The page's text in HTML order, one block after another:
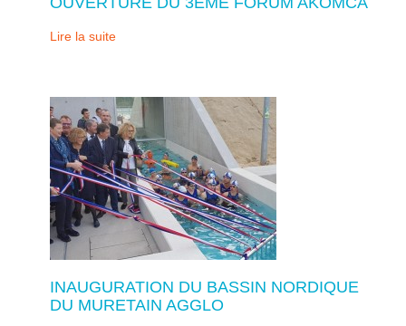
Lire la suite
INAUGURATION DU BASSIN NORDIQUE
DU MURETAIN AGGLO